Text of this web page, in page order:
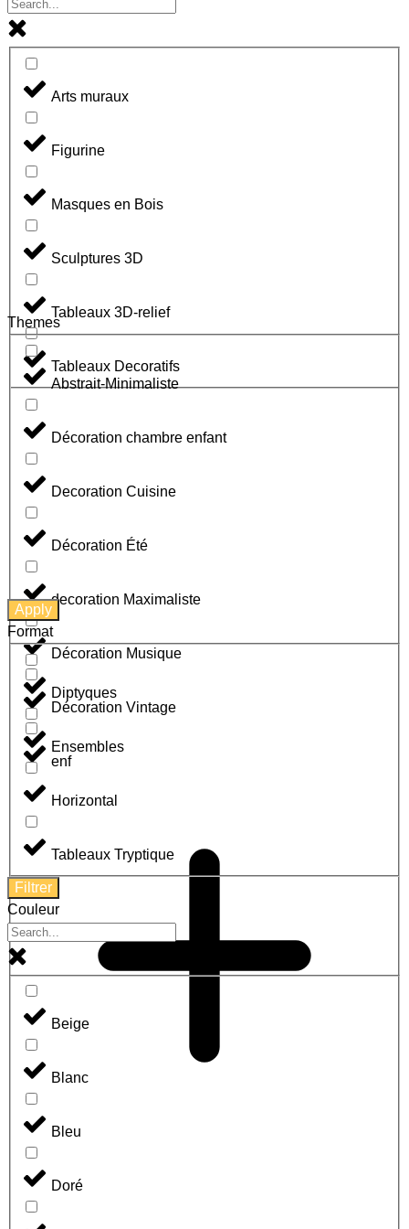
Arts muraux
Figurine
Masques en Bois
Sculptures 3D
Tableaux 3D-relief
Tableaux Decoratifs
Themes
Abstrait-Minimaliste
Décoration chambre enfant
Decoration Cuisine
Décoration Été
decoration Maximaliste
Décoration Musique
Décoration Vintage
enf
Apply
Format
Diptyques
Ensembles
Horizontal
Tableaux Tryptique
Filtrer
Couleur
Beige
Blanc
Bleu
Doré